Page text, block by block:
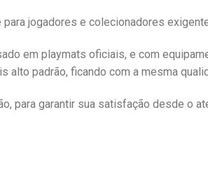
jogadores e colecionadores
em playmats oficiais, e com
padrão, ficando com a mesma
para garantir sua satisfação desde o